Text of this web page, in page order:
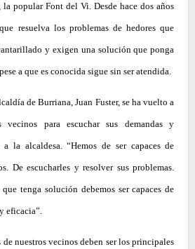
la popular Font del Vi. Desde hace dos años
resuelva los problemas de hedores que
y exigen una solución que ponga
a que es conocida sigue sin ser atendida.
de Burriana, Juan Fuster, se ha vuelto a
para escuchar sus demandas y
a la alcaldesa. “Hemos de ser capaces de
De escucharles y resolver sus problemas.
tenga solución debemos ser capaces de
eficacia”.
nuestros vecinos deben ser los principales